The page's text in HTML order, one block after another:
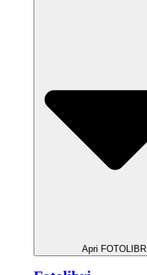
Apri FOTOLIBRI